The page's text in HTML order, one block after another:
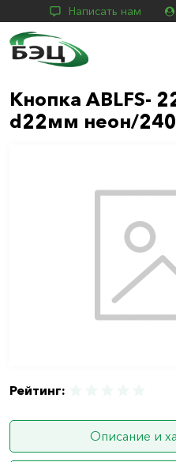
Написать нам
Кнопка ABLFS-
d22мм неон/
Рейтинг:
Описание и